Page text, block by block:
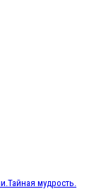
мудрость.